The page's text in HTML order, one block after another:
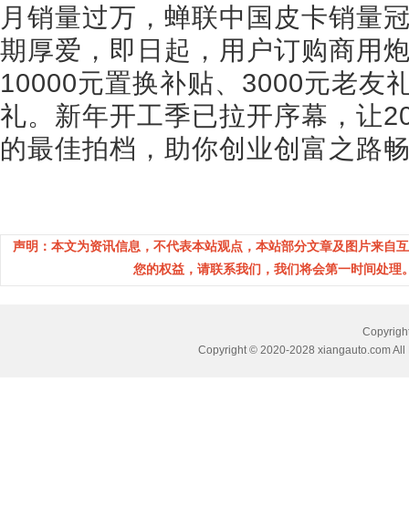
月销量过万，蝉联中国皮卡销量
期厚爱，即日起，用户订购商用
10000元置换补贴、3000元老友
礼。新年开工季已拉开序幕，让
的最佳拍档，助你创业创富之路
声明：本文为资讯信息，不代表本站观点，本站部分文章及图片来自
您的权益，请联系我们，我们将会第一时间处
Copyright © 2020-2028 xiangauto.com